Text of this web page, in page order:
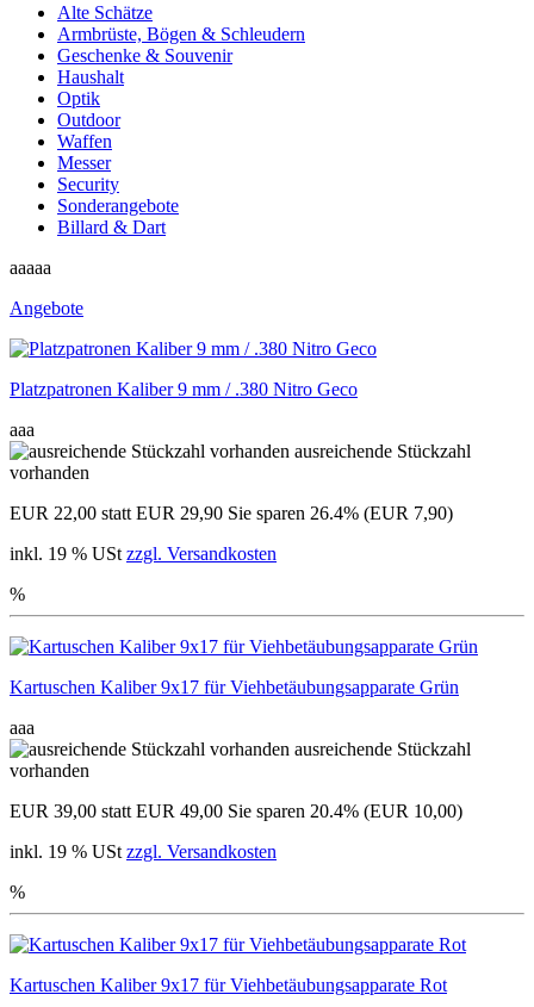
Alte Schätze
Armbrüste, Bögen & Schleudern
Geschenke & Souvenir
Haushalt
Optik
Outdoor
Waffen
Messer
Security
Sonderangebote
Billard & Dart
aaaaa
Angebote
Platzpatronen Kaliber 9 mm / .380 Nitro Geco
aaa
ausreichende Stückzahl
vorhanden
EUR 22,00 statt EUR 29,90 Sie sparen 26.4% (EUR 7,90)
inkl. 19 % USt zzgl. Versandkosten
%
Kartuschen Kaliber 9x17 für Viehbetäubungsapparate Grün
aaa
ausreichende Stückzahl
vorhanden
EUR 39,00 statt EUR 49,00 Sie sparen 20.4% (EUR 10,00)
inkl. 19 % USt zzgl. Versandkosten
%
Kartuschen Kaliber 9x17 für Viehbetäubungsapparate Rot